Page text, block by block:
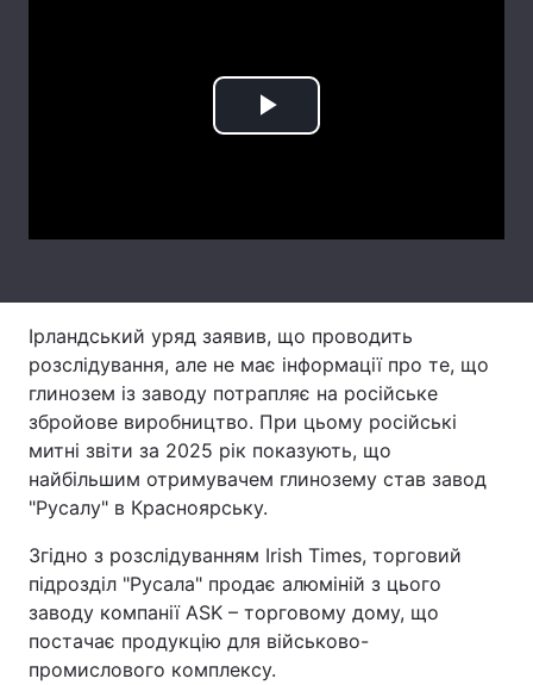
Play
Ірландський уряд заявив, що проводить
розслідування, але не має інформації про те, що
глинозем із заводу потрапляє на російське
збройове виробництво. При цьому російські
митні звіти за 2025 рік показують, що
найбільшим отримувачем глинозему став завод
"Русалу" в Красноярську.
Згідно з розслідуванням Irish Times, торговий
підрозділ "Русала" продає алюміній з цього
заводу компанії ASK – торговому дому, що
постачає продукцію для військово-
промислового комплексу.